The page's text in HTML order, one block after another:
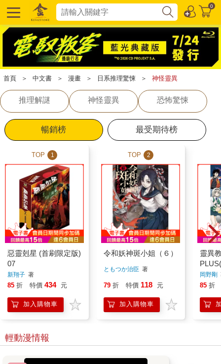
0
首頁 ＞ 中文書 ＞ 漫畫 ＞ 日系推理驚悚 ＞ 神怪靈異
推理解謎 神怪靈異 恐怖驚悚
暢銷榜 最受期待榜
TOP 1
惡靈剋星 (首刷限定版)
07
新翔子 著
85 折 特價 434 元
加入購物車
TOP 2
令和妖神斑小姐（６）
ともつか治臣 著
79 折 特價 118 元
加入購物車
靈異
岡野剛
85 折
輕動漫情報